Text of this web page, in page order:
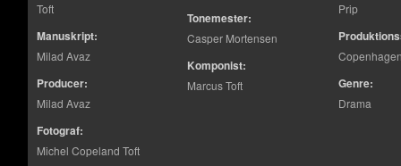
Toft
Manuskript:
Milad Avaz
Producer:
Milad Avaz
Fotograf:
Michel Copeland Toft
Tonemester:
Casper Mortensen
Komponist:
Marcus Toft
Prip
Genre:
Drama